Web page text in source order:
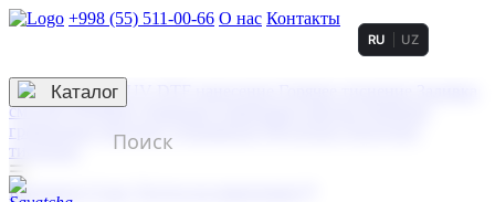
+998 (55) 511-00-66 О нас Контакты
3D гравировка
смолой (Doming)
гравировка твердая
тиснение
RU UZ
☰
Контакты
Каталог